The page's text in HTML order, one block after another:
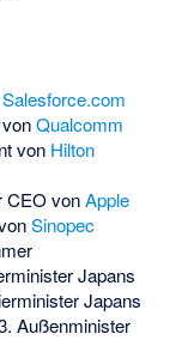
Salesforce.com
Qualcomm
von Hilton
CEO vonApple
Sinopec
Japans
Japans
Außenminister